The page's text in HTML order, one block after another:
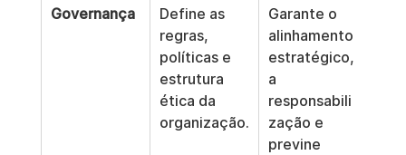
Governança
Define as
regras,
políticas e
estrutura
ética da
organização.
Garante o
alinhamento
estratégico,
a
responsabili
zação e
previne